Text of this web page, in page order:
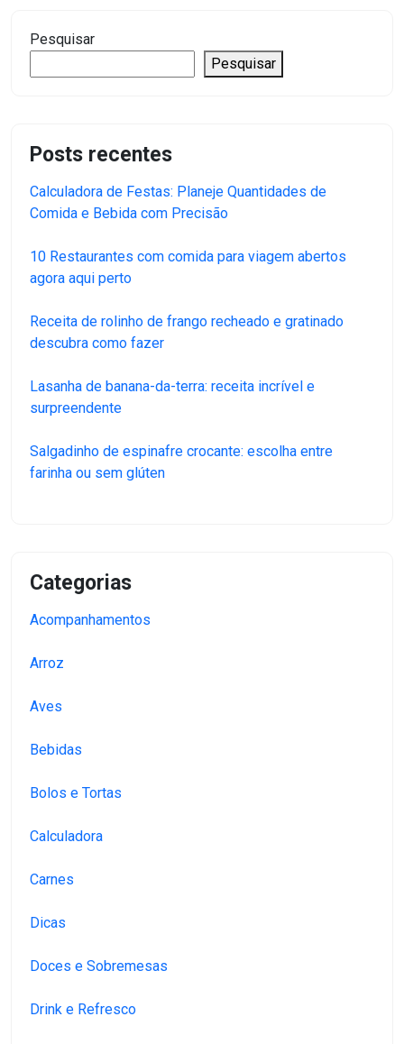
Pesquisar
Pesquisar
Posts recentes
Calculadora de Festas: Planeje Quantidades de
Comida e Bebida com Precisão
10 Restaurantes com comida para viagem abertos
agora aqui perto
Receita de rolinho de frango recheado e gratinado
descubra como fazer
Lasanha de banana-da-terra: receita incrível e
surpreendente
Salgadinho de espinafre crocante: escolha entre
farinha ou sem glúten
Categorias
Acompanhamentos
Arroz
Aves
Bebidas
Bolos e Tortas
Calculadora
Carnes
Dicas
Doces e Sobremesas
Drink e Refresco